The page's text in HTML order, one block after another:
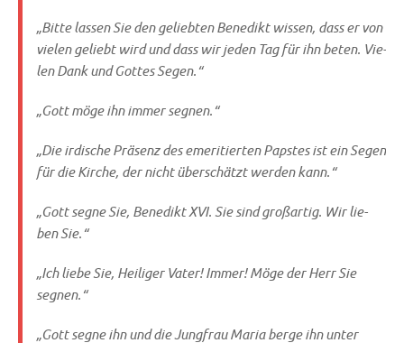
„Bit­te las­sen Sie den gelieb­ten Bene­dikt wis­sen, dass er von
vie­len geliebt wird und dass wir jeden Tag für ihn beten. Vie­
len Dank und Got­tes Segen.“
„Gott möge ihn immer segnen.“
„Die irdi­sche Prä­senz des eme­ri­tier­ten Pap­stes ist ein Segen
für die Kir­che, der nicht über­schätzt wer­den kann.“
„Gott seg­ne Sie, Bene­dikt XVI. Sie sind groß­ar­tig. Wir lie­
ben Sie.“
„Ich lie­be Sie, Hei­li­ger Vater! Immer! Möge der Herr Sie
segnen.“
„Gott seg­ne ihn und die Jung­frau Maria ber­ge ihn unter